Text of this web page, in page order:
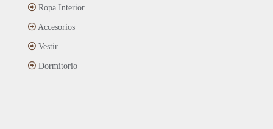
Ropa Interior
Accesorios
Vestir
Dormitorio